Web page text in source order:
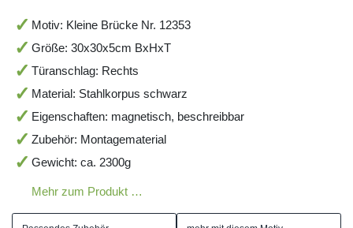
Motiv: Kleine Brücke Nr. 12353
Größe: 30x30x5cm BxHxT
Türanschlag: Rechts
Material: Stahlkorpus schwarz
Eigenschaften: magnetisch, beschreibbar
Zubehör: Montagematerial
Gewicht: ca. 2300g
Mehr zum Produkt …